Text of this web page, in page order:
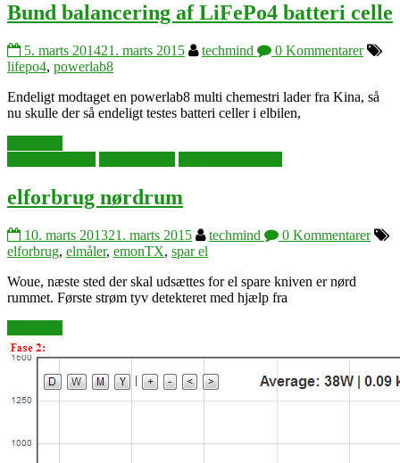
Bund balancering af LiFePo4 batteri celle
5. marts 201421. marts 2015 techmind
0 Kommentarer
lifepo4, powerlab8
Endeligt modtaget en powerlab8 multi chemestri lader fra Kina, så
nu skulle der så endeligt testes batteri celler i elbilen,
elforbrug nørdrum
10. marts 201321. marts 2015 techmind
0 Kommentarer
elforbrug, elmåler, emonTX, spar el
Woue, næste sted der skal udsættes for el spare kniven er nørd
rummet. Første strøm tyv detekteret med hjælp fra